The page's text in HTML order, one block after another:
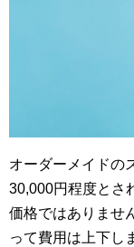
オーダーメイドの
30,000円程度とさ
価格ではありませ
って費用は上下し